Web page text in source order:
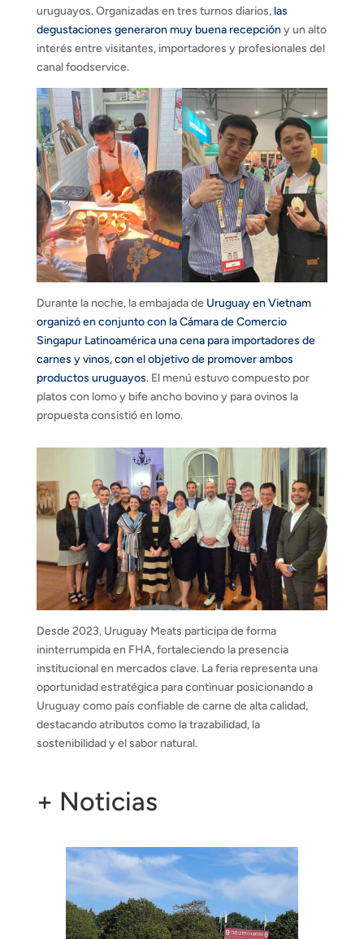
uruguayos. Organizadas en tres turnos diarios, las
degustaciones generaron muy buena recepcióny un alto
interés entre visitantes, importadores y profesionales del
canal foodservice.
Durante la noche, la embajada de Uruguay en Vietnam
organizó en conjunto con la Cámara de Comercio
Singapur Latinoamérica una cena para importadores de
carnes y vinos, con el objetivo de promover ambos
productos uruguayos. El menú estuvo compuesto por
platos con lomo y bife ancho bovino y para ovinos la
propuesta consistió en lomo.
Desde 2023, Uruguay Meats participa de forma
ininterrumpida en FHA, fortaleciendo la presencia
institucional en mercados clave. La feria representa una
oportunidad estratégica para continuar posicionando a
Uruguay como país confiable de carne de alta calidad,
destacando atributos como la trazabilidad, la
sostenibilidad y el sabor natural.
+ Noticias